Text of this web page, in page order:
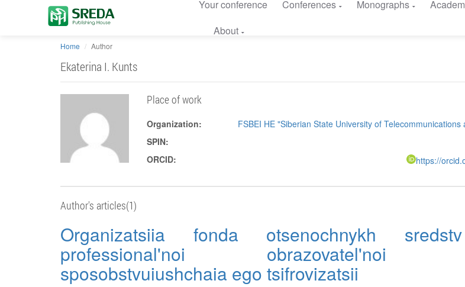
Your conference Conferences Monographs
About
Home Author
Ekaterina I. Kunts
Place of work
Organization:
FSBEI HE "Siberian State University of
SPIN:
ORCID:
https://
Author's articles(1)
Organizatsiia fonda otsenochnykh
professional'noi obrazovatel'noi
sposobstvuiushchaia ego tsifrovizatsii